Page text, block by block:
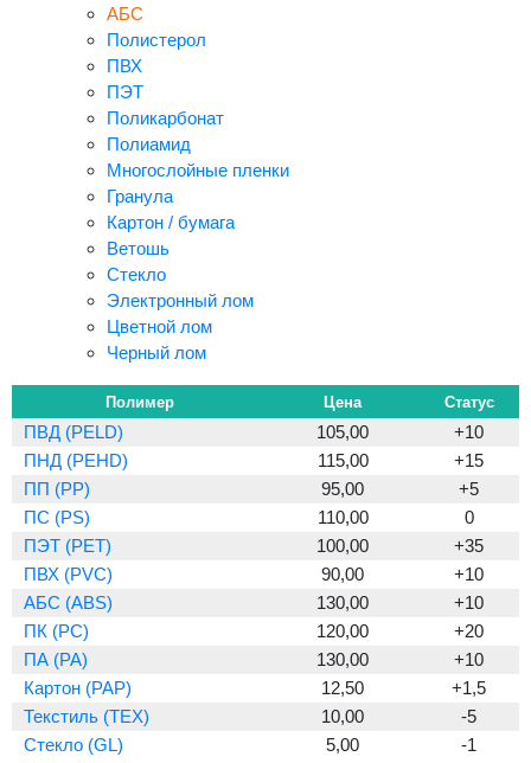
АБС
Полистерол
ПВХ
ПЭТ
Поликарбонат
Полиамид
Многослойные пленки
Гранула
Картон / бумага
Ветошь
Стекло
Электронный лом
Цветной лом
Черный лом
Полимер Цена Статус
ПВД (PELD) 105,00
+10
ПНД (PEHD)
115,00
+15
ПП (PP)
95,00
+5
ПС (PS)
110,00
0
ПЭТ (PET)
100,00
+35
ПВХ (PVC)
90,00
+10
АБС (ABS)
130,00
+10
ПК (PC)
120,00
+20
ПА (PA)
130,00
+10
Картон (PAP)
12,50
+1,5
Текстиль (TEX)
10,00
-5
Стекло (GL)
5,00 -1